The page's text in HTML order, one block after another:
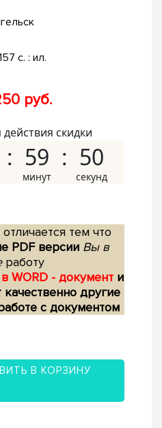
с. : ил.
руб.
скидки
59 49
тем что
PDF версии Вы в
работу
WORD - документ и
качественно другие
с документом
В КОРЗИНУ